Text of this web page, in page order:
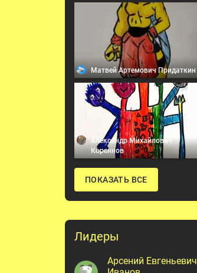
Матвей Артемович Придаткин
Александр Михайлович
Кореннов
ПОКАЗАТЬ ВСЕ
Лидеры
Арсений Евгеньевич